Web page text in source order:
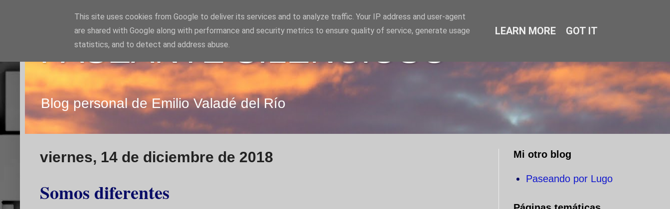
PASEANTE SILENCIOSO
Blog personal de Emilio Valadé del Río
viernes, 14 de diciembre de 2018
Somos diferentes
Mi otro blog
Paseando por Lugo
This site uses cookies from Google to deliver its services and to analyze traffic. Your IP address and user-agent
are shared with Google along with performance and security metrics to ensure quality of service, generate usage
statistics, and to detect and address abuse.
LEARN MORE GOT IT